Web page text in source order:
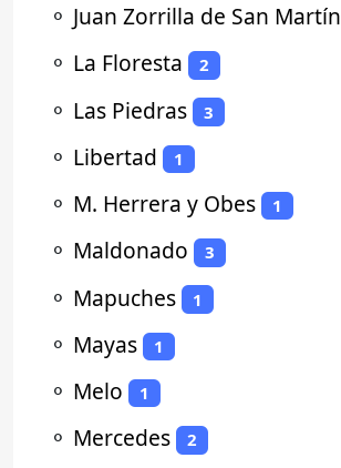
⚬ Juan Zorrilla de San Martín
⚬ La Floresta 2
⚬ Las Piedras 3
⚬ Libertad 1
⚬ M. Herrera y Obes 1
⚬ Maldonado 3
⚬ Mapuches 1
⚬ Mayas 1
⚬ Melo 1
⚬ Mercedes 2